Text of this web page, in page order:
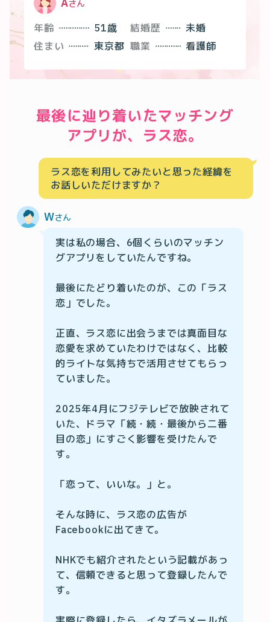
Aさん
年齢 51歳 結婚歴
未婚
住まい
東京都 職業 看護師
最後に辿り着いたマッチング
アプリが、ラス恋。
ラス恋を利用してみたいと思った経緯を
お話しいただけますか？
Wさん
実は私の場合、6個くらいのマッチン
グアプリをしていたんですね。
最後にたどり着いたのが、この「ラス
恋」でした。
正直、ラス恋に出会うまでは真面目な
恋愛を求めていたわけではなく、比較
的ライトな気持ちで活用させてもらっ
ていました。
2025年4月にフジテレビで放映されて
いた、ドラマ「続・続・最後から二番
目の恋」にすごく影響を受けたんで
す。
「恋って、いいな。」と。
そんな時に、ラス恋の広告が
Facebookに出てきて。
NHKでも紹介されたという記載があっ
て、信頼できると思って登録したんで
す。